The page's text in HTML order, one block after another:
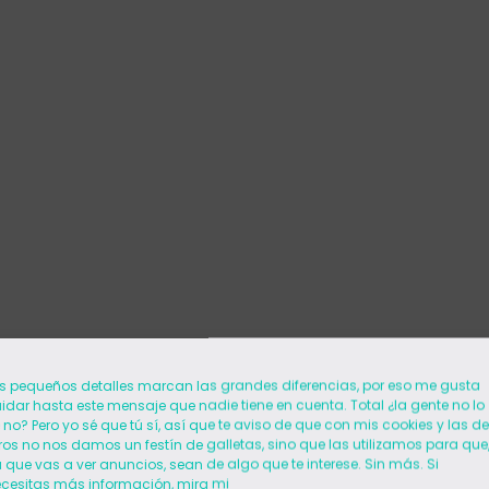
pequeños detalles marcan las grandes diferencias, por eso me gusta
hasta este mensaje que nadie tiene en cuenta. Total ¿la gente no lo
no? Pero yo sé que tú sí, así que te aviso de que con mis cookies y las de
no nos damos un festín de galletas, sino que las utilizamos para que,
que vas a ver anuncios, sean de algo que te interese. Sin más. Si
más información, mira mi